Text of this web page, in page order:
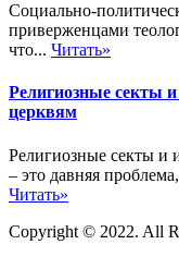
Социально-
приверженцами
что... Читать»
Религиозные секты
церквям
Религиозные секты и
– это давняя
Читать»
Copyright © 2022. All